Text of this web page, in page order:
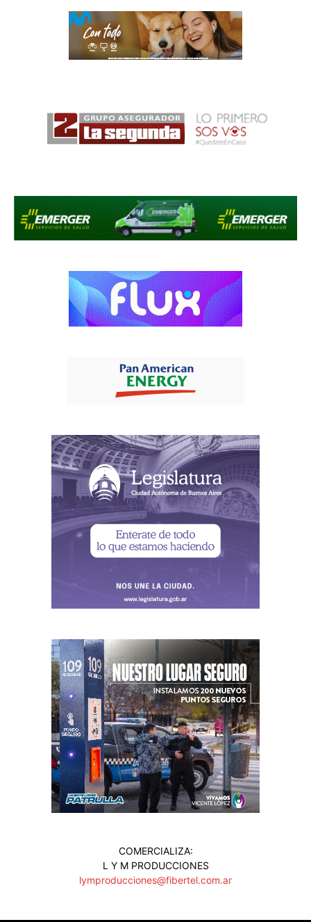
COMERCIALIZA:
L Y M PRODUCCIONES
lymproducciones@fibertel.com.ar